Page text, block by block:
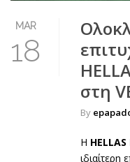
MAR
18
στη
By
Η
ιδιαίτερη